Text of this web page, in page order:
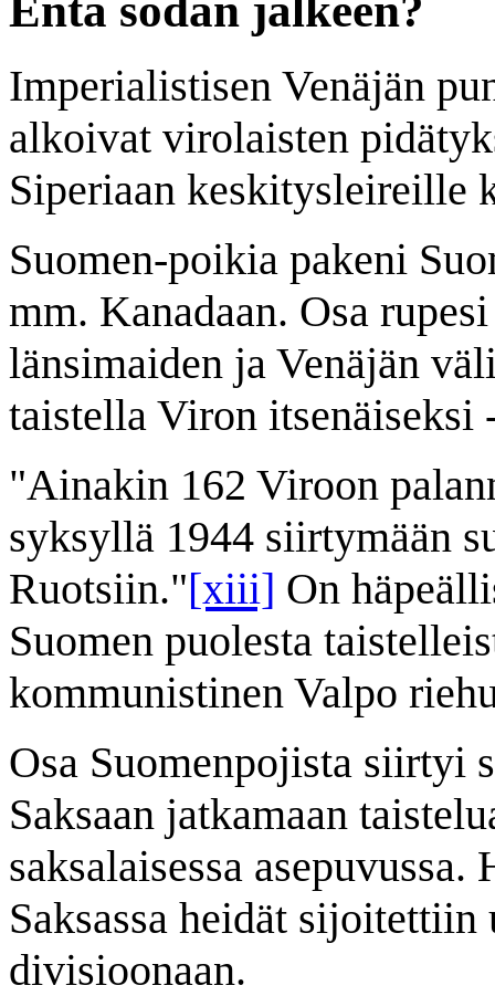
Imperialistisen Venäjän
alkoivat virolaisten
Siperiaan keskitysleireille
Suomen-poikia pakeni
mm. Kanadaan. Osa
länsimaiden ja Venäjän
taistella Viron itsenäiseksi
"Ainakin 162 Viroon
syksyllä 1944 siirtymään
Ruotsiin."[xiii] On
Suomen puolesta
kommunistinen Valpo
Osa Suomenpojista siirtyi
Saksaan jatkamaan
saksalaisessa
Saksassa heidät
divisioonaan.